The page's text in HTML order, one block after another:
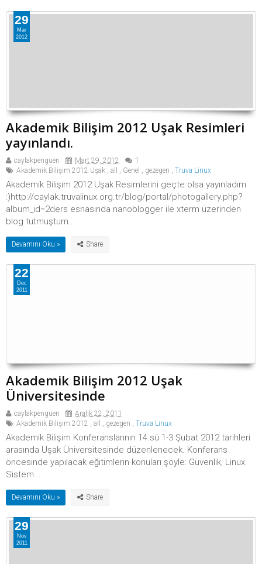
Akademik Bilişim 2012 Uşak Resimleri
yayınlandı.
caylakpenguen Mart 29, 2012
1
Akademik Bilişim 2012 Uşak , all , Genel , gezegen , Truva Linux
Akademik Bilişim 2012 Uşak Resimlerini geçte olsa yayınladım
:)http://caylak.truvalinux.org.tr/blog/portal/photogallery.php?
album_id=2ders esnasında nanoblogger ile xterm üzerinden
blog tutmuştum...
Devamını Oku »
29
Mar
2012
Akademik Bilişim 2012 Uşak
Üniversitesinde
caylakpenguen
Aralık 22, 2011
Akademik Bilişim 2012 , all , gezegen , Truva Linux
Akademik Bilişim Konferanslarının 14.sü 1-3 Şubat 2012 tarihleri
arasında Uşak Üniversitesinde düzenlenecek. Konferans
öncesinde yapılacak eğitimlerin konuları şöyle: Güvenlik, Linux
Sistem ...
Devamını Oku »
22
Dec
2011
29
Nov
2011